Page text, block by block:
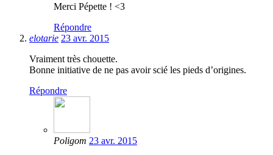
Merci Pépette ! <3
Répondre
elotarie 23 avr. 2015
Vraiment très chouette.
Bonne initiative de ne pas avoir scié les pieds d’origines.
Répondre
Poligom 23 avr. 2015